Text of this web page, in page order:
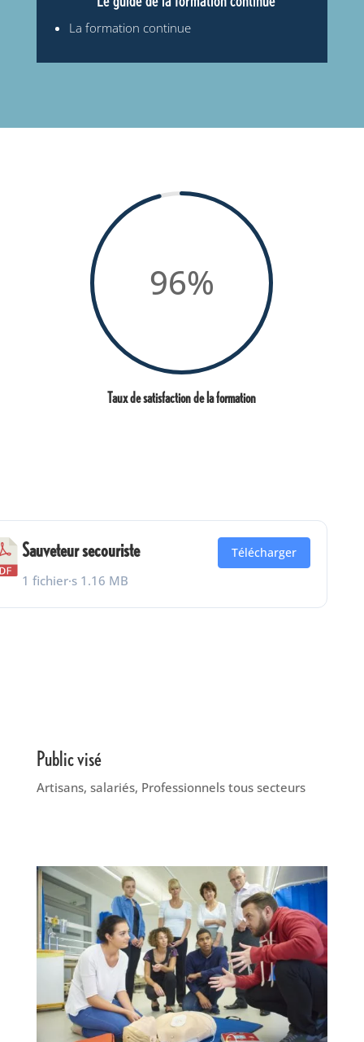
La formation continue
96%
Taux de satisfaction de la formation
Sauveteur secouriste
1 fichier·s 1.16 MB
Télécharger
Public visé
Artisans, salariés, Professionnels tous secteurs